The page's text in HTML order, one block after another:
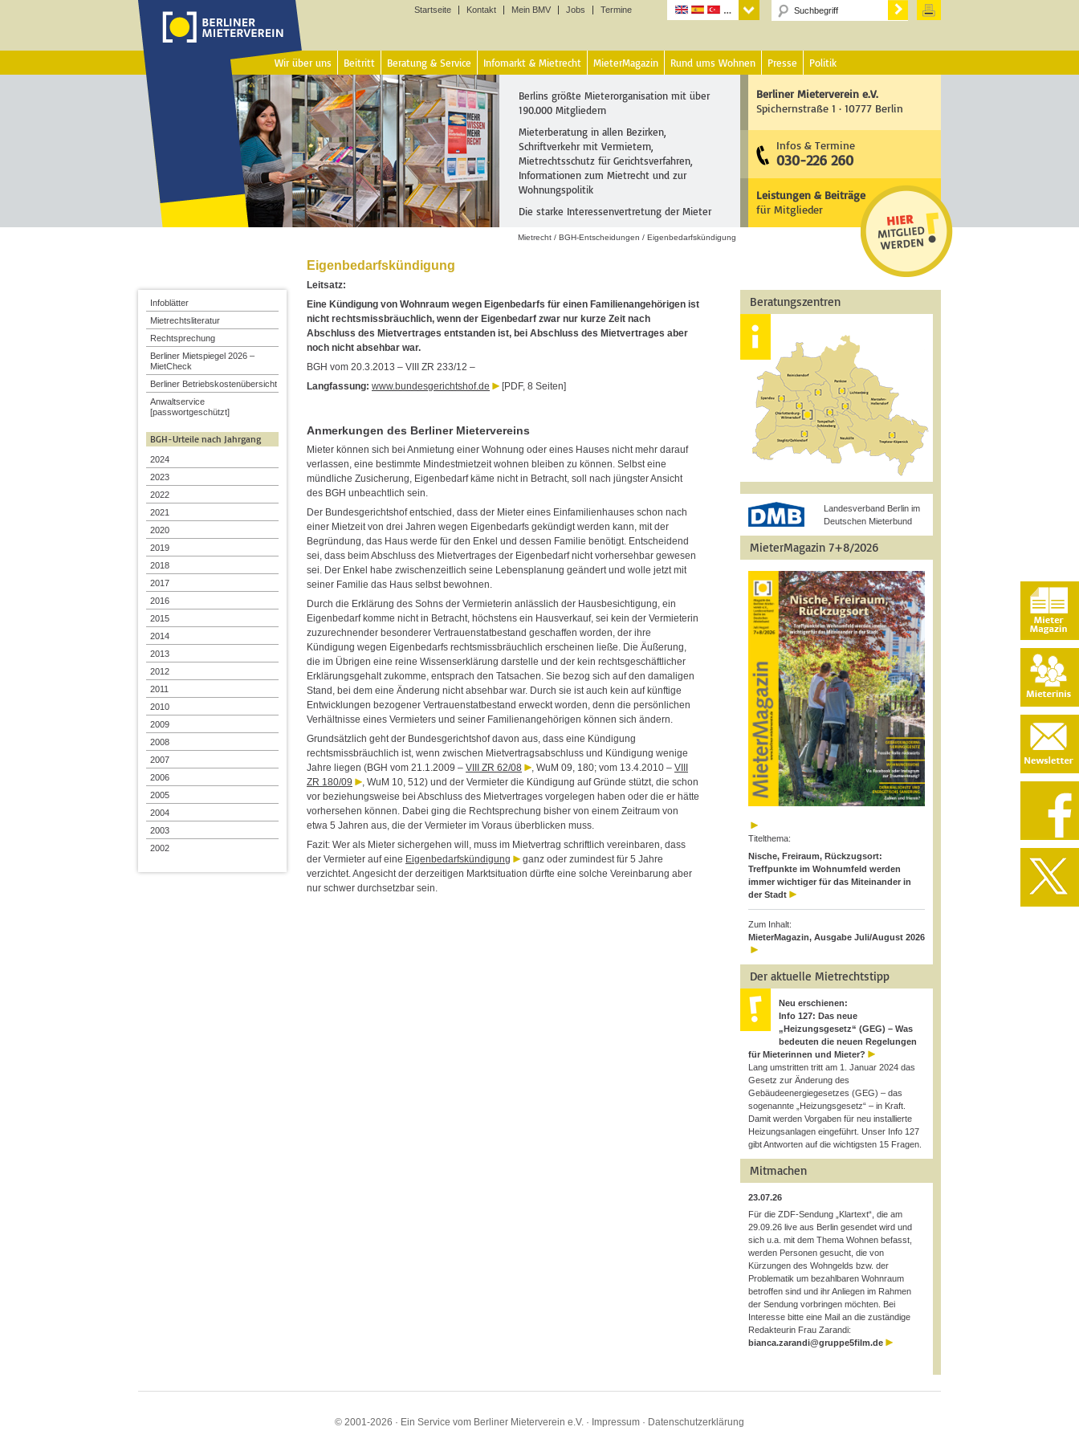
Startseite Kontakt Mein BMV Jobs Termine
Wir über uns Beitritt Beratung & Service Infomarkt & Mietrecht MieterMagazin Rund ums Wohnen Presse Politik
Berlins größte Mieterorganisation mit über
190.000 Mitgliedern
Mieterberatung in allen Bezirken,
Schriftverkehr mit Vermietern,
Mietrechtsschutz für Gerichtsverfahren,
Informationen zum Mietrecht und zur
Wohnungspolitik
Die starke Interessenvertretung der Mieter
Berliner Mieterverein e.V.
Spichernstraße 1 · 10777 Berlin
Infos & Termine
030-226 260
Leistungen & Beiträge
für Mitglieder
Mietrecht / BGH-Entscheidungen / Eigenbedarfskündigung
Eigenbedarfskündigung
Leitsatz:
Eine Kündigung von Wohnraum wegen Eigenbedarfs für einen Familienangehörigen ist
nicht rechtsmissbräuchlich, wenn der Eigenbedarf zwar nur kurze Zeit nach
Abschluss des Mietvertrages entstanden ist, bei Abschluss des Mietvertrages aber
noch nicht absehbar war.
BGH vom 20.3.2013 – VIII ZR 233/12 –
Langfassung: www.bundesgerichtshof.de [PDF, 8 Seiten]
Anmerkungen des Berliner Mietervereins
Mieter können sich bei Anmietung einer Wohnung oder eines Hauses nicht mehr darauf
verlassen, eine bestimmte Mindestmietzeit wohnen bleiben zu können. Selbst eine
mündliche Zusicherung, Eigenbedarf käme nicht in Betracht, soll nach jüngster Ansicht
des BGH unbeachtlich sein.
Der Bundesgerichtshof entschied, dass der Mieter eines Einfamilienhauses schon nach
einer Mietzeit von drei Jahren wegen Eigenbedarfs gekündigt werden kann, mit der
Begründung, das Haus werde für den Enkel und dessen Familie benötigt. Entscheidend
sei, dass beim Abschluss des Mietvertrages der Eigenbedarf nicht vorhersehbar gewesen
sei. Der Enkel habe zwischenzeitlich seine Lebensplanung geändert und wolle jetzt mit
seiner Familie das Haus selbst bewohnen.
Durch die Erklärung des Sohns der Vermieterin anlässlich der Hausbesichtigung, ein
Eigenbedarf komme nicht in Betracht, höchstens ein Hausverkauf, sei kein der Vermieterin
zuzurechnender besonderer Vertrauenstatbestand geschaffen worden, der ihre
Kündigung wegen Eigenbedarfs rechtsmissbräuchlich erscheinen ließe. Die Äußerung,
die im Übrigen eine reine Wissenserklärung darstelle und der kein rechtsgeschäftlicher
Erklärungsgehalt zukomme, entsprach den Tatsachen. Sie bezog sich auf den damaligen
Stand, bei dem eine Änderung nicht absehbar war. Durch sie ist auch kein auf künftige
Entwicklungen bezogener Vertrauenstatbestand erweckt worden, denn die persönlichen
Verhältnisse eines Vermieters und seiner Familienangehörigen können sich ändern.
Grundsätzlich geht der Bundesgerichtshof davon aus, dass eine Kündigung
rechtsmissbräuchlich ist, wenn zwischen Mietvertragsabschluss und Kündigung wenige
Jahre liegen (BGH vom 21.1.2009 – VIII ZR 62/08 , WuM 09, 180; vom 13.4.2010 – VIII
ZR 180/09
, WuM 10, 512) und der Vermieter die Kündigung auf Gründe stützt, die schon
vor beziehungsweise bei Abschluss des Mietvertrages vorgelegen haben oder die er hätte
vorhersehen können. Dabei ging die Rechtsprechung bisher von einem Zeitraum von
etwa 5 Jahren aus, die der Vermieter im Voraus überblicken muss.
Fazit: Wer als Mieter sichergehen will, muss im Mietvertrag schriftlich vereinbaren, dass
der Vermieter auf eine Eigenbedarfskündigung
ganz oder zumindest für 5 Jahre
verzichtet. Angesicht der derzeitigen Marktsituation dürfte eine solche Vereinbarung aber
nur schwer durchsetzbar sein.
Beratungszentren
Landesverband Berlin im
Deutschen Mieterbund
MieterMagazin 7+8/2026
Titelthema:
Nische, Freiraum, Rückzugsort:
Treffpunkte im Wohnumfeld werden
immer wichtiger für das Miteinander in
der Stadt
Zum Inhalt:
MieterMagazin, Ausgabe Juli/August 2026
Der aktuelle Mietrechtstipp
Neu erschienen:
Info 127: Das neue
„Heizungsgesetz“ (GEG) – Was
bedeuten die neuen Regelungen
für Mieterinnen und Mieter?
Lang umstritten tritt am 1. Januar 2024 das
Gesetz zur Änderung des
Gebäudeenergiegesetzes (GEG) – das
sogenannte „Heizungsgesetz“ – in Kraft.
Damit werden Vorgaben für neu installierte
Heizungsanlagen eingeführt. Unser Info 127
gibt Antworten auf die wichtigsten 15 Fragen.
Mitmachen
23.07.26
Für die ZDF-Sendung „Klartext“, die am
29.09.26 live aus Berlin gesendet wird und
sich u.a. mit dem Thema Wohnen befasst,
werden Personen gesucht, die von
Kürzungen des Wohngelds bzw. der
Problematik um bezahlbaren Wohnraum
betroffen sind und ihr Anliegen im Rahmen
der Sendung vorbringen möchten. Bei
Interesse bitte eine Mail an die zuständige
Redakteurin Frau Zarandi:
bianca.zarandi@gruppe5film.de
Infoblätter
Mietrechtsliteratur
Rechtsprechung
Berliner Mietspiegel 2026 –
MietCheck
Berliner Betriebskostenübersicht
Anwaltservice
[passwortgeschützt]
BGH-Urteile nach Jahrgang
2024
2023
2022
2021
2020
2019
2018
2017
2016
2015
2014
2013
2012
2011
2010
2009
2008
2007
2006
2005
2004
2003
2002
© 2001-2026 · Ein Service vom Berliner Mieterverein e.V. · Impressum · Datenschutzerklärung